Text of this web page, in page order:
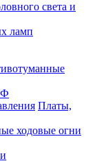
света и
ламп
Платы,
ходовые огни